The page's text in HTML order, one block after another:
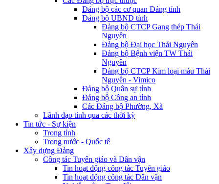
Đảng bộ các cơ quan Đảng tỉnh
Đảng bộ UBND tỉnh
Đảng bộ CTCP Gang thép Thái
Nguyên
Đảng bộ Đại học Thái Nguyên
Đảng bộ Bệnh viện TW Thái
Nguyên
Đảng bộ CTCP Kim loại màu Thái
Nguyên - Vimico
Đảng bộ Quân sự tỉnh
Đảng bộ Công an tỉnh
Các Đảng bộ Phường, Xã
Lãnh đạo tỉnh qua các thời kỳ
Tin tức - Sự kiện
Trong tỉnh
Trong nước - Quốc tế
Xây dựng Đảng
Công tác Tuyên giáo và Dân vận
Tin hoạt động công tác Tuyên giáo
Tin hoạt động công tác Dân vận